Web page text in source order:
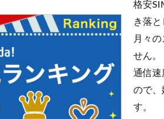
格安
き落と
月々
せん。
通信速
ので、
す。